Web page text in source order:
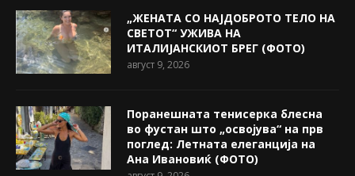
„ЖЕНАТА СО НАЈДОБРОТО ТЕЛО НА
СВЕТОТ“ УЖИВА НА
ИТАЛИЈАНСКИОТ БРЕГ (ФОТО)
август 9, 2026
Поранешната тенисерка блесна
во фустан што „освојува“ на прв
поглед: Летната елеганција на
Ана Ивановиќ (ФОТО)